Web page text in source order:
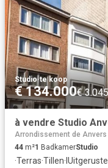
Studio·te koop
€ 134.000€
à vendre Studio
Arrondissement de Anvers
44 m²1 BadkamerStudio
·Terras·Tillen·